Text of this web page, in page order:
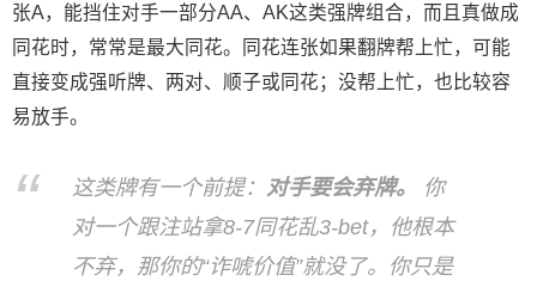
张A，能挡住对手一部分AA、AK这类强牌组合，而且真做成
同花时，常常是最大同花。同花连张如果翻牌帮上忙，可能
直接变成强听牌、两对、顺子或同花；没帮上忙，也比较容
易放手。
这类牌有一个前提： 对手要会弃牌。
你
对一个跟注站拿8-7同花乱3-bet，他根本
不弃，那你的“诈唬价值”就没了。你只是